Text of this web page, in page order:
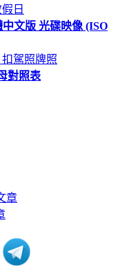
日
文版 光碟映像 (ISO
駕照牌照
對照表